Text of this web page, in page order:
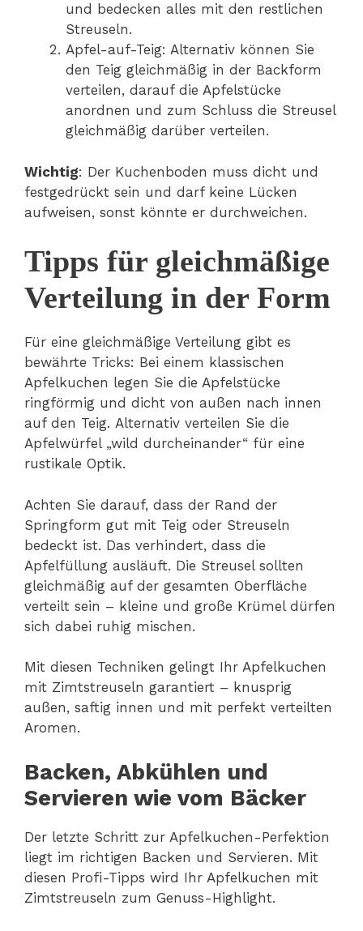
und bedecken alles mit den restlichen
Streuseln.
Apfel-auf-Teig: Alternativ können Sie
den Teig gleichmäßig in der Backform
verteilen, darauf die Apfelstücke
anordnen und zum Schluss die Streusel
gleichmäßig darüber verteilen.
Wichtig: Der Kuchenboden muss dicht und
festgedrückt sein und darf keine Lücken
aufweisen, sonst könnte er durchweichen.
Tipps für gleichmäßige
Verteilung in der Form
Für eine gleichmäßige Verteilung gibt es
bewährte Tricks: Bei einem klassischen
Apfelkuchen legen Sie die Apfelstücke
ringförmig und dicht von außen nach innen
auf den Teig. Alternativ verteilen Sie die
Apfelwürfel „wild durcheinander“ für eine
rustikale Optik.
Achten Sie darauf, dass der Rand der
Springform gut mit Teig oder Streuseln
bedeckt ist. Das verhindert, dass die
Apfelfüllung ausläuft. Die Streusel sollten
gleichmäßig auf der gesamten Oberfläche
verteilt sein – kleine und große Krümel dürfen
sich dabei ruhig mischen.
Mit diesen Techniken gelingt Ihr Apfelkuchen
mit Zimtstreuseln garantiert – knusprig
außen, saftig innen und mit perfekt verteilten
Aromen.
Backen, Abkühlen und
Servieren wie vom Bäcker
Der letzte Schritt zur Apfelkuchen-Perfektion
liegt im richtigen Backen und Servieren. Mit
diesen Profi-Tipps wird Ihr Apfelkuchen mit
Zimtstreuseln zum Genuss-Highlight.